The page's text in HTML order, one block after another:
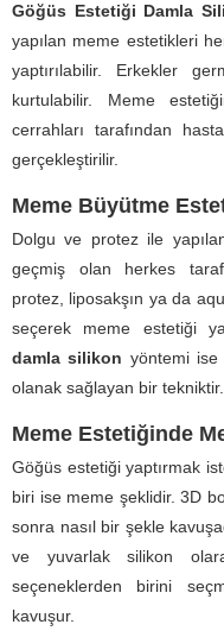
Göğüs Estetiği Damla
yapılan meme estetikleri
yaptırılabilir. Erkekler
kurtulabilir. Meme
cerrahları tarafından
gerçekleştirilir.
Meme Büyütme
Dolgu ve protez ile
geçmiş olan herkes
protez, liposakşın ya da
seçerek meme estetiği
damla silikon yöntemi ise
olanak sağlayan bir tekniktir.
Meme Estetiğinde
Göğüs estetiği yaptırmak
biri ise meme şeklidir. 3D
sonra nasıl bir şekle
ve yuvarlak silikon
seçeneklerden birini
kavuşur.